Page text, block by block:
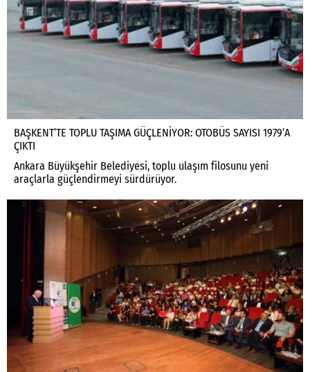
BAŞKENT’TE TOPLU TAŞIMA GÜÇLENİYOR: OTOBÜS SAYISI 1979’A
ÇIKTI
Ankara Büyükşehir Belediyesi, toplu ulaşım filosunu yeni
araçlarla güçlendirmeyi sürdürüyor.